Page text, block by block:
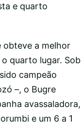
e quarto
obteve a melhor
quarto lugar. Sob
campeão
–, o Bugre
avassaladora,
e um 6 a 1